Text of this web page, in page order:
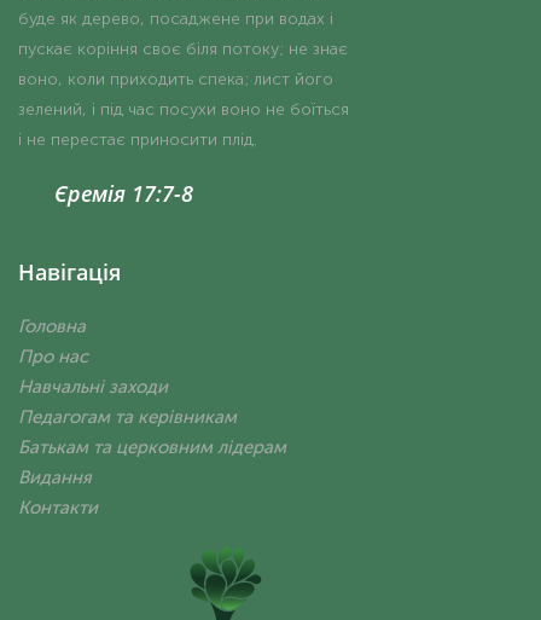
буде як дерево, посаджене при водах і
пускає коріння своє біля потоку; не знає
воно, коли приходить спека; лист його
зелений, і під час посухи воно не боїться
і не перестає приносити плід.
Єремія 17:7-8
Навігація
Головна
Про нас
Навчальні заходи
Педагогам та керівникам
Батькам та церковним лідерам
Видання
Контакти